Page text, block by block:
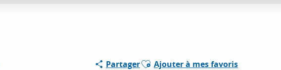
PartagerAjouter aux favoris
Ajouter à mes favoris